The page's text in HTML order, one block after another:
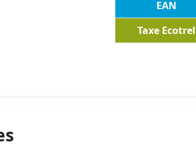
EAN
Taxe Ecotrel